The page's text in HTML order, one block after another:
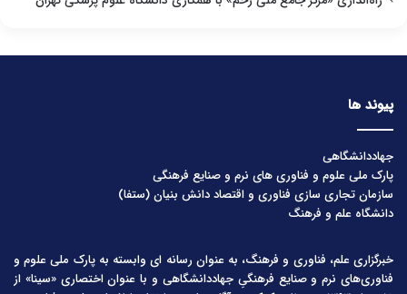
پیوند ها
جهاددانشگاهی
پارک ملی علوم و فناوری های نرم و صنایع فرهنگی
سازمان تجاری سازی فناوری و اقتصاد دانش بنیان (ستفا)
دانشگاه علم و فرهنگ
خبرگزاری علم، فناوری و فرهنگ، به عنوان رسانه ای وابسته به پارک ملی علوم و
فناوری‌های نرم و صنایع فرهنگیِ جهاددانشگاهی و با عنوان اختصاری «سینا» از